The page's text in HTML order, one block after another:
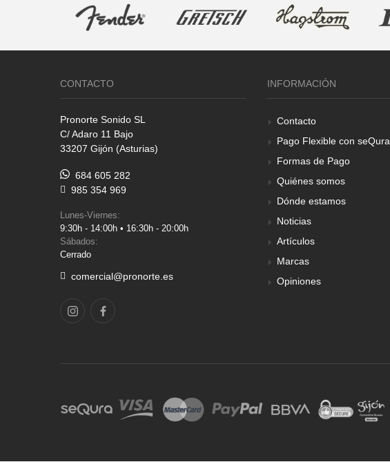
CONTACTO
Pronorte Sonido SL
C/ Adaro 11 Bajo
33207 Gijón (Asturias)
684 605 282
985 354 969
Lunes-Viernes:
9:30h - 14:00h • 16:30h - 20:00h
Sábados:
Cerrado
comercial@pronorte.es
INFORMACIÓN
Contacto
Pago Flexible con seQura
Formas de Pago
Quiénes somos
Dónde estamos
Noticias
Artículos
Marcas
Opiniones